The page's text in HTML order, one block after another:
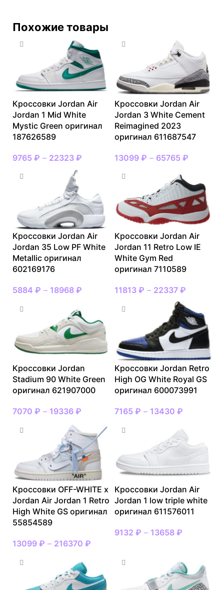
Похожие товары
Кроссовки Jordan Air
Jordan 1 Mid White
Mystic Green оригинал
187626589
9765 ₽ – 22323 ₽
Кроссовки Jordan Air
Jordan 3 White Cement
Reimagined 2023
оригинал 611687547
13099 ₽ – 65765 ₽
Кроссовки Jordan Air
Jordan 35 Low PF White
Metallic оригинал
602169176
5884 ₽ – 18968 ₽
Кроссовки Jordan Air
Jordan 11 Retro Low IE
White Gym Red
оригинал 7110589
11813 ₽ – 22337 ₽
Кроссовки Jordan
Stadium 90 White Green
оригинал 621907000
7070 ₽ – 19336 ₽
Кроссовки Jordan Retro
High OG White Royal GS
оригинал 600073991
7165 ₽ – 13430 ₽
Кроссовки OFF-WHITE x
Jordan Air Jordan 1 Retro
High White GS оригинал
55854589
13099 ₽ – 216370 ₽
Кроссовки Jordan Air
Jordan 1 low triple white
оригинал 611576011
9132 ₽ – 13658 ₽